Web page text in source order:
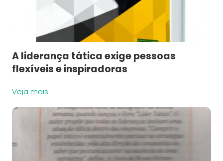
A liderança tática exige pessoas
flexíveis e inspiradoras
Veja mais